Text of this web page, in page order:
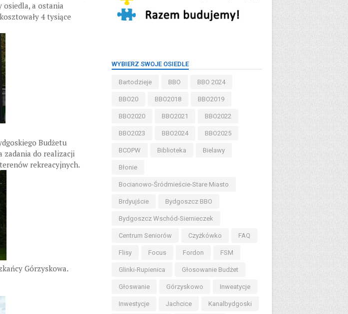
a ostania
4 tysiące
Budżetu
zadania do realizacji
rekreacyjnych.
Górzyskowa.
WYBIERZ SWOJE OSIEDLE
Bartodzieje BBO BBO 2024
BBO20 BBO2018 BBO2019
BBO2020 BBO2021 BBO2022
BBO2023 BBO2024 BBO2025
BCOPW Biblioteka Bielawy
Błonie
Bocianowo-Śródmieście-Stare Miasto
Brdyujście Bydgoszcz BBO
Bydgoszcz Wschód-Siernieczek
Centrum Seniorów Czyżkówko FAQ
Flisy Focus Fordon FSM
Glinki-Rupienica Głosowanie Budżet
Głoswanie Górzyskowo Inweatycje
Inwestycje Jachcice Kanalbydgoski